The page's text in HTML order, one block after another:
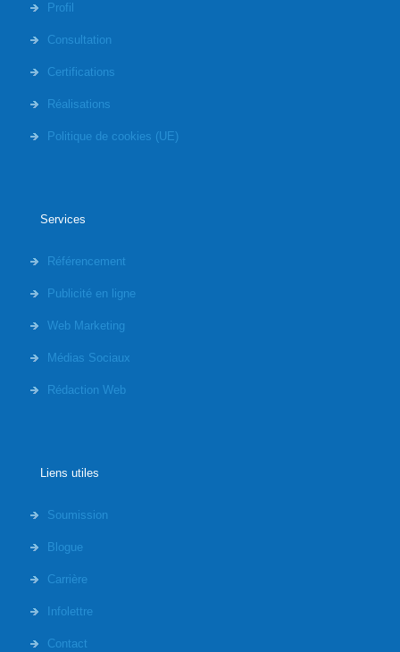
Profil
Consultation
Certifications
Réalisations
Politique de cookies (UE)
Services
Référencement
Publicité en ligne
Web Marketing
Médias Sociaux
Rédaction Web
Liens utiles
Soumission
Blogue
Carrière
Infolettre
Contact